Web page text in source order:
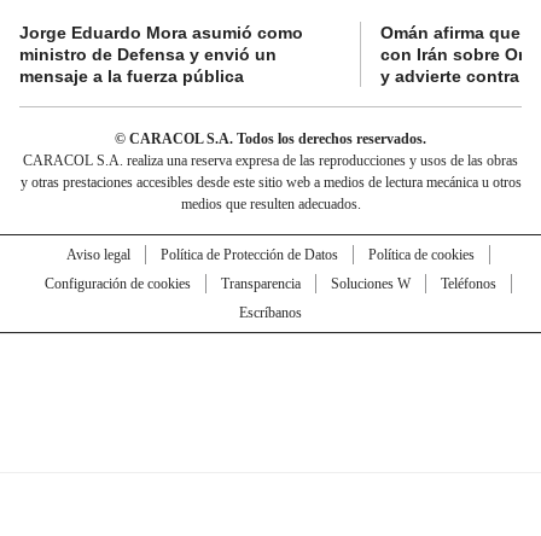
Jorge Eduardo Mora asumió como
ministro de Defensa y envió un
mensaje a la fuerza pública
Omán afirma que
con Irán sobre
y advierte contra
© CARACOL S.A. Todos los derechos reservados.
CARACOL S.A. realiza una reserva expresa de las reproducciones y usos de las obras
y otras prestaciones accesibles desde este sitio web a medios de lectura mecánica u otros
medios que resulten adecuados.
Aviso legal Política de Protección de Datos
Política de cookies
Configuración de cookies
Transparencia Soluciones W
Teléfonos
Escríbanos